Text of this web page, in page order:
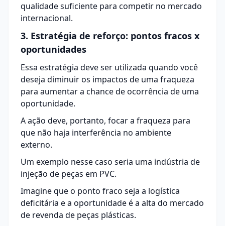
qualidade suficiente para competir no mercado
internacional.
3. Estratégia de reforço: pontos fracos x
oportunidades
Essa estratégia deve ser utilizada quando você
deseja diminuir os impactos de uma fraqueza
para aumentar a chance de ocorrência de uma
oportunidade.
A ação deve, portanto, focar a fraqueza para
que não haja interferência no ambiente
externo.
Um exemplo nesse caso seria uma indústria de
injeção de peças em PVC.
Imagine que o ponto fraco seja a logística
deficitária e a oportunidade é a alta do mercado
de revenda de peças plásticas.